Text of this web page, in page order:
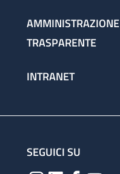
AMMINISTRAZIONE
TRASPARENTE
INTRANET
SEGUICI SU